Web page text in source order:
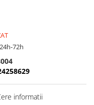
24h-72h
informatii